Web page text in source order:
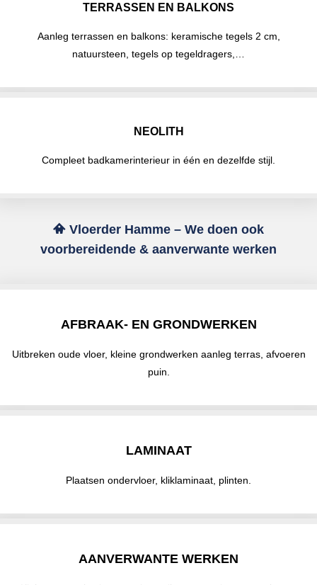
TERRASSEN EN BALKONS
Aanleg terrassen en balkons: keramische tegels 2 cm,
natuursteen, tegels op tegeldragers,…
NEOLITH
Compleet badkamerinterieur in één en dezelfde stijl.
Vloerder Hamme – We doen ook
voorbereidende & aanverwante werken
AFBRAAK- EN GRONDWERKEN
Uitbreken oude vloer, kleine grondwerken aanleg terras, afvoeren
puin.
LAMINAAT
Plaatsen ondervloer, kliklaminaat, plinten.
AANVERWANTE WERKEN